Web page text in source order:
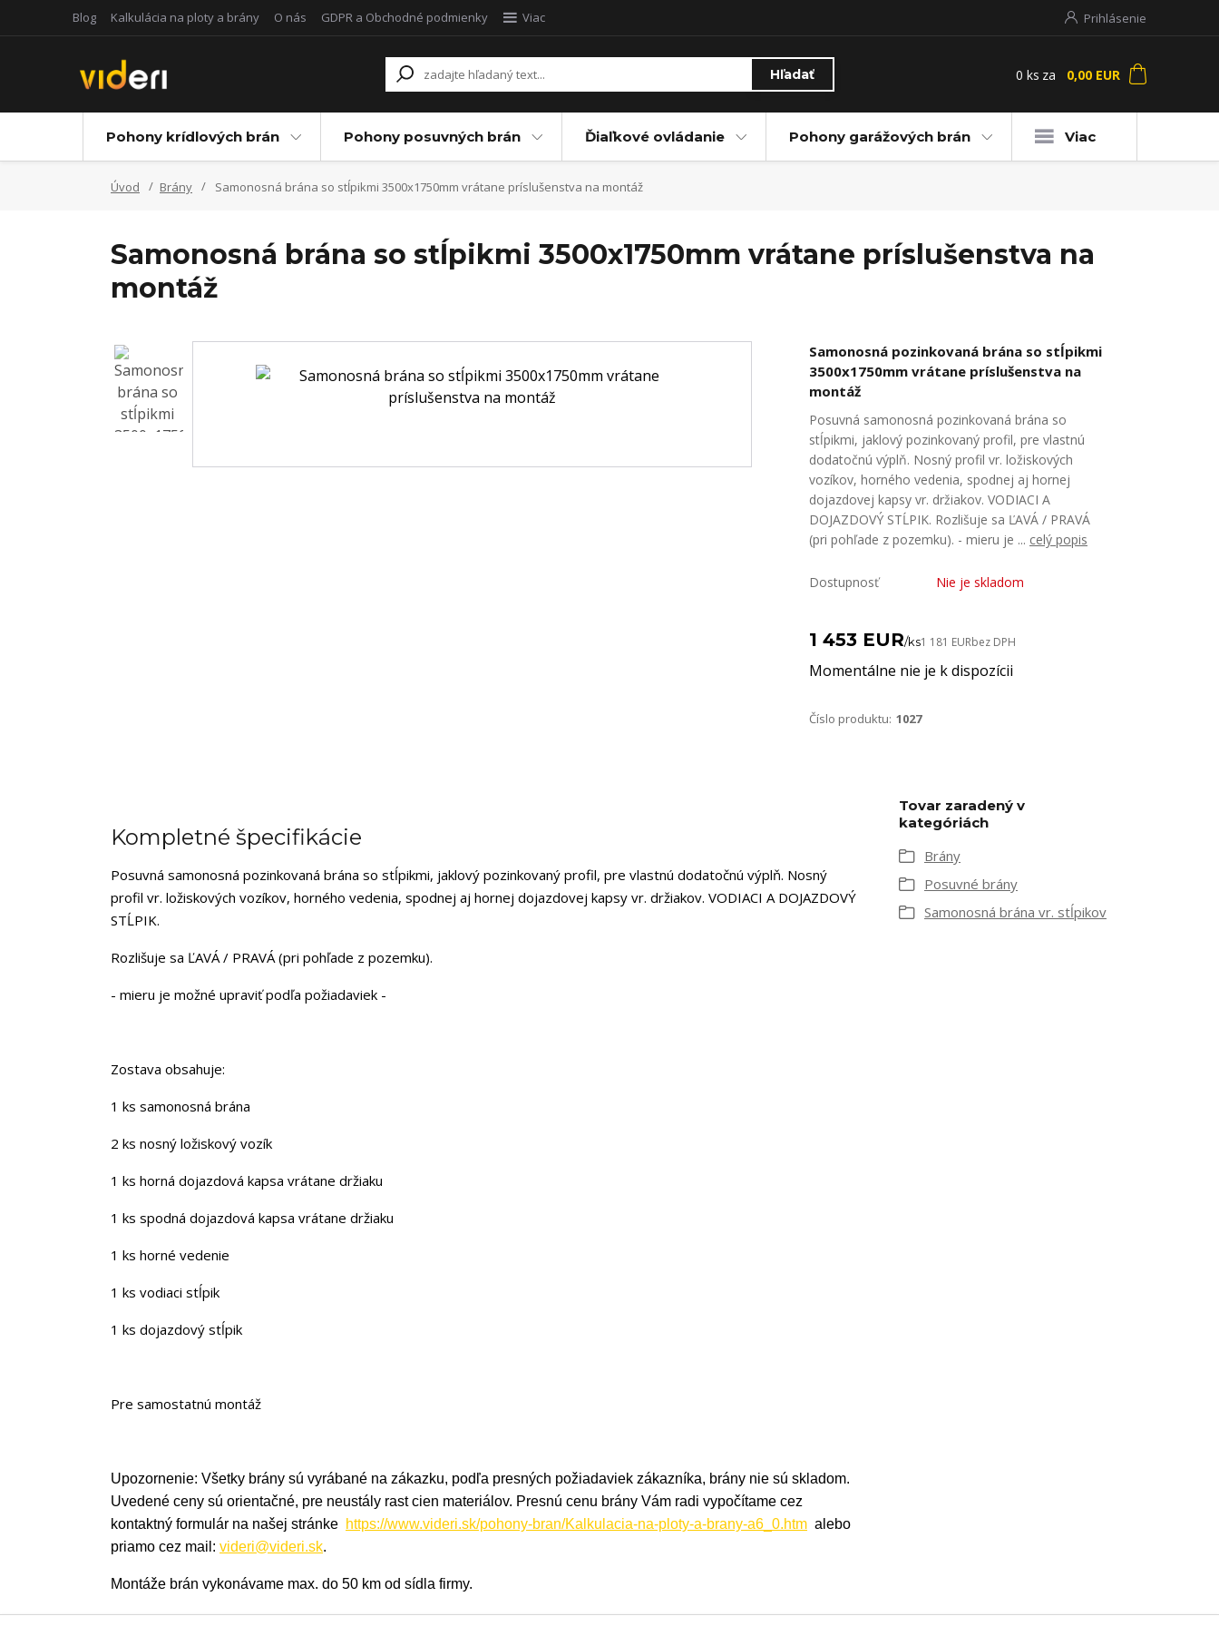
Blog Kalkulácia na ploty a brány O nás GDPR a Obchodné podmienky Viac Prihlásenie
Hľadať 0 ks za 0,00 EUR
Pohony krídlových brán Pohony posuvných brán Ďiaľkové ovládanie Pohony garážových brán Viac
Úvod Brány Samonosná brána so stĺpikmi 3500x1750mm vrátane príslušenstva na montáž
Samonosná brána so stĺpikmi 3500x1750mm vrátane príslušenstva na
montáž
Samonosná pozinkovaná brána so stĺpikmi
3500x1750mm vrátane príslušenstva na
montáž
Posuvná samonosná pozinkovaná brána so
stĺpikmi, jaklový pozinkovaný profil, pre vlastnú
dodatočnú výplň. Nosný profil vr. ložiskových
vozíkov, horného vedenia, spodnej aj hornej
dojazdovej kapsy vr. držiakov. VODIACI A
DOJAZDOVÝ STĹPIK. Rozlišuje sa ĽAVÁ / PRAVÁ
(pri pohľade z pozemku). - mieru je ... celý popis
Dostupnosť Nie je skladom
1 453 EUR/ks1 181 EURbez DPH
Momentálne nie je k dispozícii
Číslo produktu: 1027
Kompletné špecifikácie
Posuvná samonosná pozinkovaná brána so stĺpikmi, jaklový pozinkovaný profil, pre vlastnú dodatočnú výplň. Nosný
profil vr. ložiskových vozíkov, horného vedenia, spodnej aj hornej dojazdovej kapsy vr. držiakov. VODIACI A DOJAZDOVÝ
STĹPIK.
Rozlišuje sa ĽAVÁ / PRAVÁ (pri pohľade z pozemku).
- mieru je možné upraviť podľa požiadaviek -
Zostava obsahuje:
1 ks samonosná brána
2 ks nosný ložiskový vozík
1 ks horná dojazdová kapsa vrátane držiaku
1 ks spodná dojazdová kapsa vrátane držiaku
1 ks horné vedenie
1 ks vodiaci stĺpik
1 ks dojazdový stĺpik
Pre samostatnú montáž
Upozornenie: Všetky brány sú vyrábané na zákazku, podľa presných požiadaviek zákazníka, brány nie sú skladom.
Uvedené ceny sú orientačné, pre neustály rast cien materiálov. Presnú cenu brány Vám radi vypočítame cez
kontaktný formulár na našej stránke https://www.videri.sk/pohony-bran/Kalkulacia-na-ploty-a-brany-a6_0.htm alebo
priamo cez mail: videri@videri.sk.
Montáže brán vykonávame max. do 50 km od sídla firmy.
Tovar zaradený v
kategóriách
Brány
Posuvné brány
Samonosná brána vr. stĺpikov